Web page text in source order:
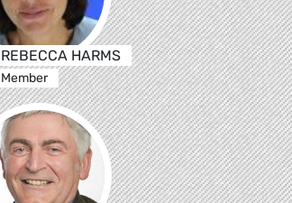
REBECCA HARMS
Member